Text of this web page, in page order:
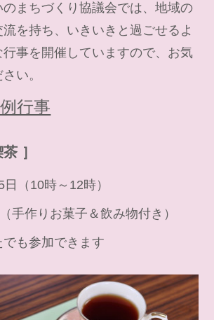
まちづくり協議会では、地域の
を持ち、いきいきと過ごせるよ
行事を開催していますので、お気
い。
行事
］
（10時～12時）
手作りお菓子＆飲み物付き）
も参加できます